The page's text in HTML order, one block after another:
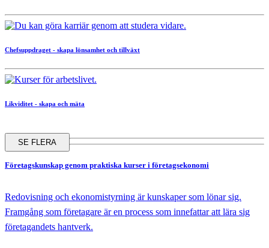
Chefsuppdraget - skapa lönsamhet och tillväxt
Likviditet - skapa och mäta
SE FLERA
Företagskunskap genom praktiska kurser i företagsekonomi
Redovisning och ekonomistyrning är kunskaper som lönar sig.
Framgång som företagare är en process som innefattar att lära sig
företagandets hantverk.